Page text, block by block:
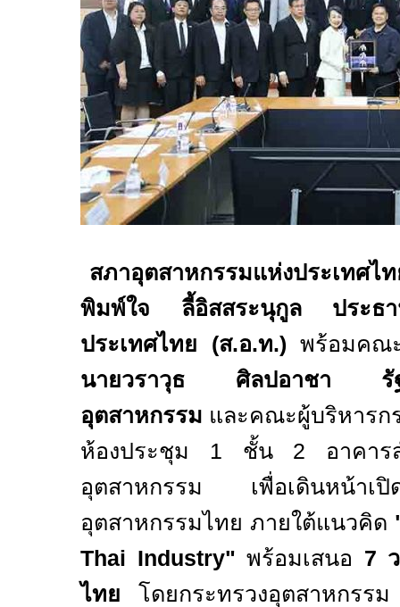
สภาอุตสาหกรรมแห่งประเทศไ
พิมพ์ใจ ลี้อิสสระนุกูล ประธา
ประเทศไทย (ส.อ.ท.) พร้อมคณ
นายวราวุธ ศิลปอาชา รัฐม
อุตสาหกรรม และคณะผู้บริหารก
ห้องประชุม 1 ชั้น 2 อาคาร
อุตสาหกรรม เพื่อเดินหน้าเปิ
อุตสาหกรรมไทย ภายใต้แนวคิด
Thai Industry" พร้อมเสนอ 7
ไทย โดยกระทรวงอุตสาหกรร